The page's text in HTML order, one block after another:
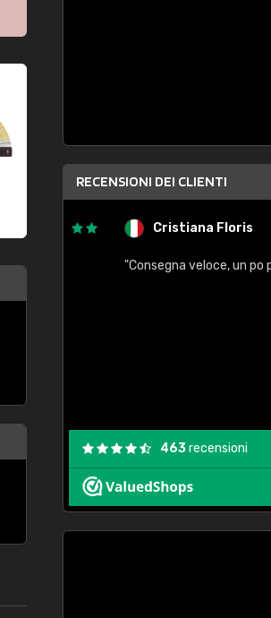
RECENSIONI DEI CLIENTI
Cristiana Floris
"Consegna veloce, un po piccole"
463recensioni